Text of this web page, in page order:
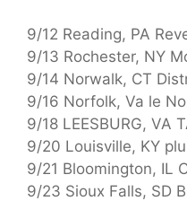
9/12 Reading, PA
9/13 Rochester, NY
9/14 Norwalk, CT
9/16 Norfolk, Va le
9/18 LEESBURG, VA
9/20 Louisville, KY
9/21 Bloomington, IL
9/23 Sioux Falls, SD